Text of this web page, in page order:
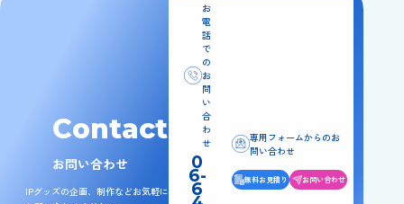
Contact
お問い合わせ
IPグッズの企画、制作などお気軽に
お
電
話
で
の
お
問
い
合
わ
せ
0
6-
6
専用フォームからのお
問い合わせ
無料お見積り お問い合わせ